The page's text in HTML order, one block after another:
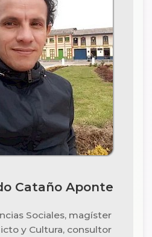
Cataño Aponte
Sociales, magíster
y Cultura, consultor